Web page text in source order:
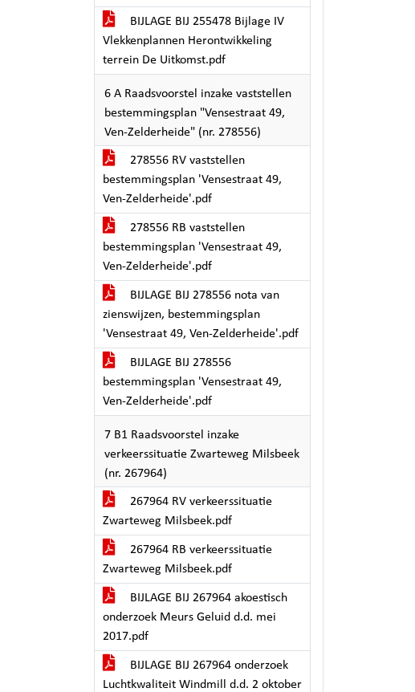
BIJLAGE BIJ 255478 Bijlage IV
Vlekkenplannen Herontwikkeling
terrein De Uitkomst.pdf
6 A Raadsvoorstel inzake vaststellen
bestemmingsplan "Vensestraat 49,
Ven-Zelderheide" (nr. 278556)
278556 RV vaststellen
bestemmingsplan 'Vensestraat 49,
Ven-Zelderheide'.pdf
278556 RB vaststellen
bestemmingsplan 'Vensestraat 49,
Ven-Zelderheide'.pdf
BIJLAGE BIJ 278556 nota van
zienswijzen, bestemmingsplan
'Vensestraat 49, Ven-Zelderheide'.pdf
BIJLAGE BIJ 278556
bestemmingsplan 'Vensestraat 49,
Ven-Zelderheide'.pdf
7 B1 Raadsvoorstel inzake
verkeerssituatie Zwarteweg Milsbeek
(nr. 267964)
267964 RV verkeerssituatie
Zwarteweg Milsbeek.pdf
267964 RB verkeerssituatie
Zwarteweg Milsbeek.pdf
BIJLAGE BIJ 267964 akoestisch
onderzoek Meurs Geluid d.d. mei
2017.pdf
BIJLAGE BIJ 267964 onderzoek
Luchtkwaliteit Windmill d.d. 2 oktober